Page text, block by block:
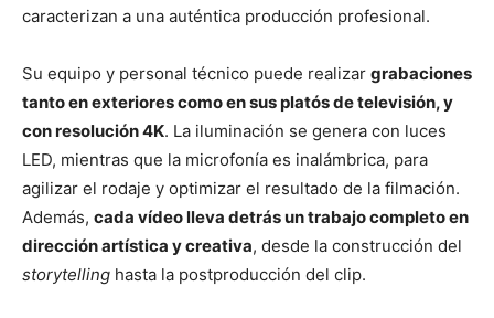
caracterizan a una auténtica producción profesional.
Su equipo y personal técnico puede realizar grabaciones
tanto en exteriores como en sus platós de televisión, y
con resolución 4K. La iluminación se genera con luces
LED, mientras que la microfonía es inalámbrica, para
agilizar el rodaje y optimizar el resultado de la filmación.
Además, cada vídeo lleva detrás un trabajo completo en
dirección artística y creativa, desde la construcción del
storytelling hasta la postproducción del clip.